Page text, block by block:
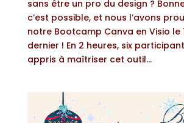
sans être un pro du design ?
c’est possible, et nous l’avons
notre Bootcamp Canva en Visio le
dernier ! En 2 heures, six
appris à maîtriser cet outil...